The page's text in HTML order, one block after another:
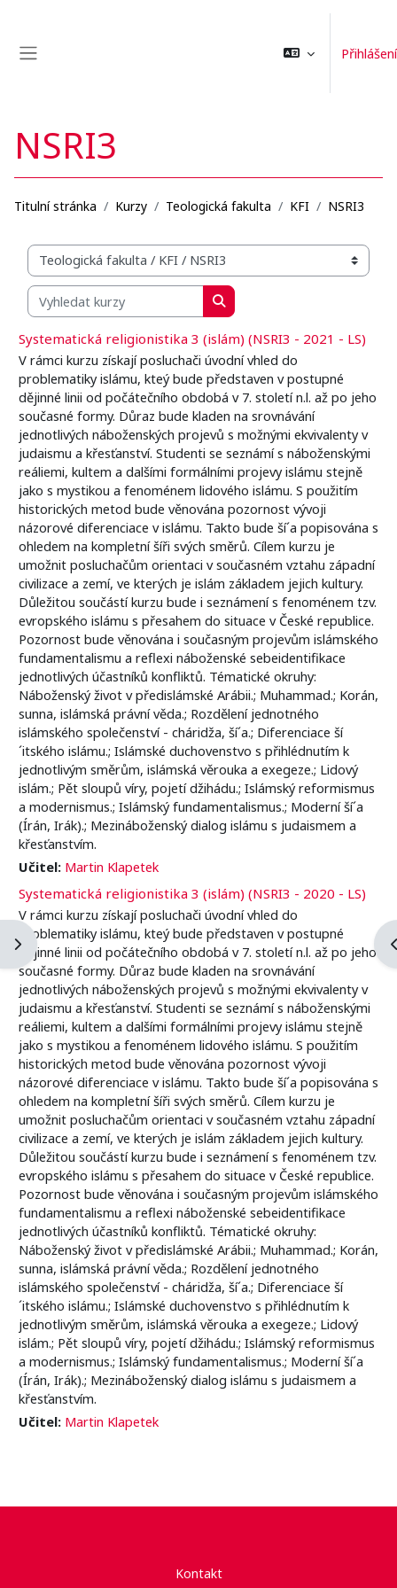
Přihlášení
Otevřít panel bloku
NSRI3
Titulní stránka Kurzy Teologická fakulta KFI NSRI3
Organizační struktura kurzů
Vyhledat kurzy
Vyhledat kurzy
Systematická religionistika 3 (islám) (NSRI3 - 2021 - LS)
V rámci kurzu získají posluchači úvodní vhled do
problematiky islámu, kteý bude představen v postupné
dějinné linii od počátečního obdobá v 7. století n.l. až po jeho
současné formy. Důraz bude kladen na srovnávání
jednotlivých náboženských projevů s možnými ekvivalenty v
judaismu a křesťanství. Studenti se seznámí s náboženskými
reáliemi, kultem a dalšími formálními projevy islámu stejně
jako s mystikou a fenoménem lidového islámu. S použitím
historických metod bude věnována pozornost vývoji
názorové diferenciace v islámu. Takto bude ší´a popisována s
ohledem na kompletní šíři svých směrů. Cílem kurzu je
umožnit posluchačům orientaci v současném vztahu západní
civilizace a zemí, ve kterých je islám základem jejich kultury.
Důležitou součástí kurzu bude i seznámení s fenoménem tzv.
evropského islámu s přesahem do situace v České republice.
Pozornost bude věnována i současným projevům islámského
fundamentalismu a reflexi náboženské sebeidentifikace
jednotlivých účastníků konfliktů. Tématické okruhy:
Náboženský život v předislámské Arábii.; Muhammad.; Korán,
sunna, islámská právní věda.; Rozdělení jednotného
islámského společenství - cháridža, ší´a.; Diferenciace ší
´itského islámu.; Islámské duchovenstvo s přihlédnutím k
jednotlivým směrům, islámská věrouka a exegeze.; Lidový
islám.; Pět sloupů víry, pojetí džihádu.; Islámský reformismus
a modernismus.; Islámský fundamentalismus.; Moderní ší´a
(Írán, Irák).; Mezináboženský dialog islámu s judaismem a
křesťanstvím.
Učitel: Martin Klapetek
Systematická religionistika 3 (islám) (NSRI3 - 2020 - LS)
V rámci kurzu získají posluchači úvodní vhled do
problematiky islámu, kteý bude představen v postupné
dějinné linii od počátečního obdobá v 7. století n.l. až po jeho
současné formy. Důraz bude kladen na srovnávání
jednotlivých náboženských projevů s možnými ekvivalenty v
judaismu a křesťanství. Studenti se seznámí s náboženskými
reáliemi, kultem a dalšími formálními projevy islámu stejně
jako s mystikou a fenoménem lidového islámu. S použitím
historických metod bude věnována pozornost vývoji
názorové diferenciace v islámu. Takto bude ší´a popisována s
ohledem na kompletní šíři svých směrů. Cílem kurzu je
umožnit posluchačům orientaci v současném vztahu západní
civilizace a zemí, ve kterých je islám základem jejich kultury.
Důležitou součástí kurzu bude i seznámení s fenoménem tzv.
evropského islámu s přesahem do situace v České republice.
Pozornost bude věnována i současným projevům islámského
fundamentalismu a reflexi náboženské sebeidentifikace
jednotlivých účastníků konfliktů. Tématické okruhy:
Náboženský život v předislámské Arábii.; Muhammad.; Korán,
sunna, islámská právní věda.; Rozdělení jednotného
islámského společenství - cháridža, ší´a.; Diferenciace ší
´itského islámu.; Islámské duchovenstvo s přihlédnutím k
jednotlivým směrům, islámská věrouka a exegeze.; Lidový
islám.; Pět sloupů víry, pojetí džihádu.; Islámský reformismus
a modernismus.; Islámský fundamentalismus.; Moderní ší´a
(Írán, Irák).; Mezináboženský dialog islámu s judaismem a
křesťanstvím.
Učitel: Martin Klapetek
Kontakt